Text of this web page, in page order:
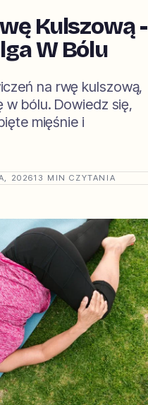
Kulszową -
W Bólu
na rwę kulszową,
w bólu. Dowiedz się,
mięśnie i
202613 MIN CZYTANIA